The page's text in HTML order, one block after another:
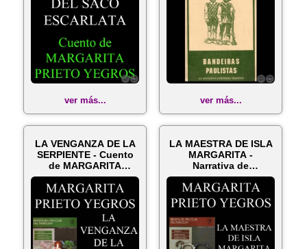
ver más... ver más...
LA VENGANZA DE LA
SERPIENTE - Cuento
de MARGARITA
PRIETO YEGROS
LA MAESTRA DE ISLA
MARGARITA -
Narrativa de
MARGARITA PRIETO
YEGR...